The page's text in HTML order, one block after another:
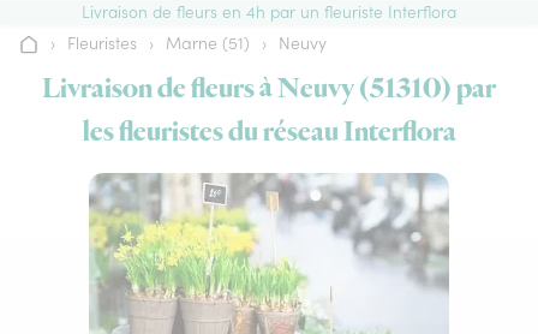
Livraison de fleurs en 4h par un fleuriste Interflora
Accueil
› Fleuristes › Marne (51) › Neuvy
Livraison de fleurs à Neuvy (51310) par
les fleuristes du réseau Interflora